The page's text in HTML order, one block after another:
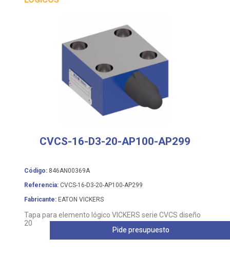
CVCS-16-D3-20-AP100-AP299
Código: 846AN00369A
Referencia: CVCS-16-D3-20-AP100-AP299
Fabricante: EATON VICKERS
Tapa para elemento lógico VICKERS serie CVCS diseño
20
Pide presupuesto